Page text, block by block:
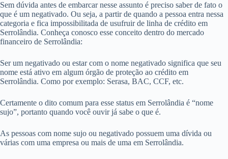
Sem dúvida antes de embarcar nesse assunto é preciso saber de fato o
que é um negativado. Ou seja, a partir de quando a pessoa entra nessa
categoria e fica impossibilitada de usufruir de linha de crédito em
Serrolândia. Conheça conosco esse conceito dentro do mercado
financeiro de Serrolândia:
Ser um negativado ou estar com o nome negativado significa que seu
nome está ativo em algum órgão de proteção ao crédito em
Serrolândia. Como por exemplo: Serasa, BAC, CCF, etc.
Certamente o dito comum para esse status em Serrolândia é “nome
sujo”, portanto quando você ouvir já sabe o que é.
As pessoas com nome sujo ou negativado possuem uma dívida ou
várias com uma empresa ou mais de uma em Serrolândia.